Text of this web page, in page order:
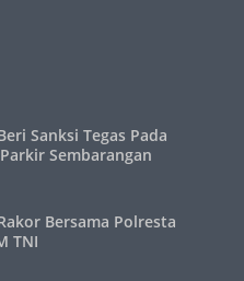
Sanksi Tegas Pada
Sembarangan
Bersama Polresta
TNI